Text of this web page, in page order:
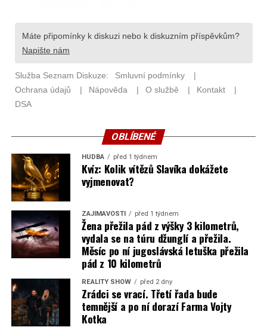
OBLÍBENÉ
HUDBA před 1 týdnem
Kvíz: Kolik vítězů Slavíka dokážete
vyjmenovat?
ZAJÍMAVOSTI před 1 týdnem
Žena přežila pád z výšky 3 kilometrů,
vydala se na túru džunglí a přežila.
Měsíc po ní jugoslávská letuška přežila
pád z 10 kilometrů
REALITY SHOW před 2 dny
Zrádci se vrací. Třetí řada bude
temnější a po ní dorazí Farma Vojty
Kotka